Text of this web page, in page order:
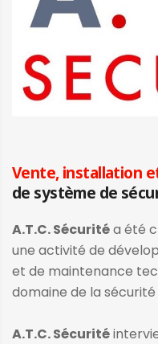
Vente, installation
de système de
A.T.C. Sécuritéa été
une activité de
et de maintenance
domaine de la
A.T.C. Sécurité